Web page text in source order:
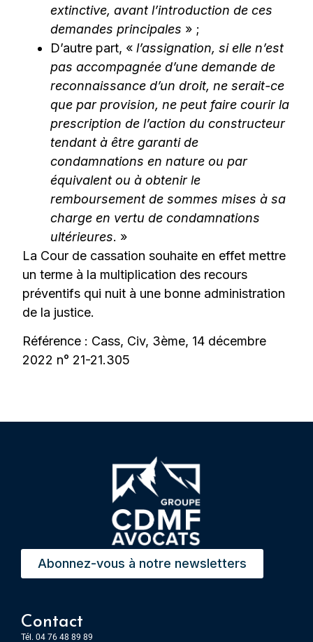
extinctive, avant l’introduction de ces
demandes principales » ;
D’autre part, «l’assignation, si elle n’est
pas accompagnée d’une demande de
reconnaissance d’un droit, ne serait-ce
que par provision, ne peut faire courir la
prescription de l’action du constructeur
tendant à être garanti de
condamnations en nature ou par
équivalent ou à obtenir le
remboursement de sommes mises à sa
charge en vertu de condamnations
ultérieures. »
La Cour de cassation souhaite en effet mettre
un terme à la multiplication des recours
préventifs qui nuit à une bonne administration
de la justice.
Référence : Cass, Civ, 3ème, 14 décembre
2022 n° 21-21.305
Abonnez-vous à notre newsletters
Contact
Tél. 04 76 48 89 89